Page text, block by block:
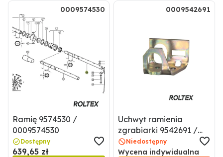
0009574530
Ramię 9574530 /
0009574530
Dostępny
639,65 zł
0009542691
Uchwyt ramienia
zgrabiarki 9542691 /
0009542691
Niedostępny
Wycena indywidualna